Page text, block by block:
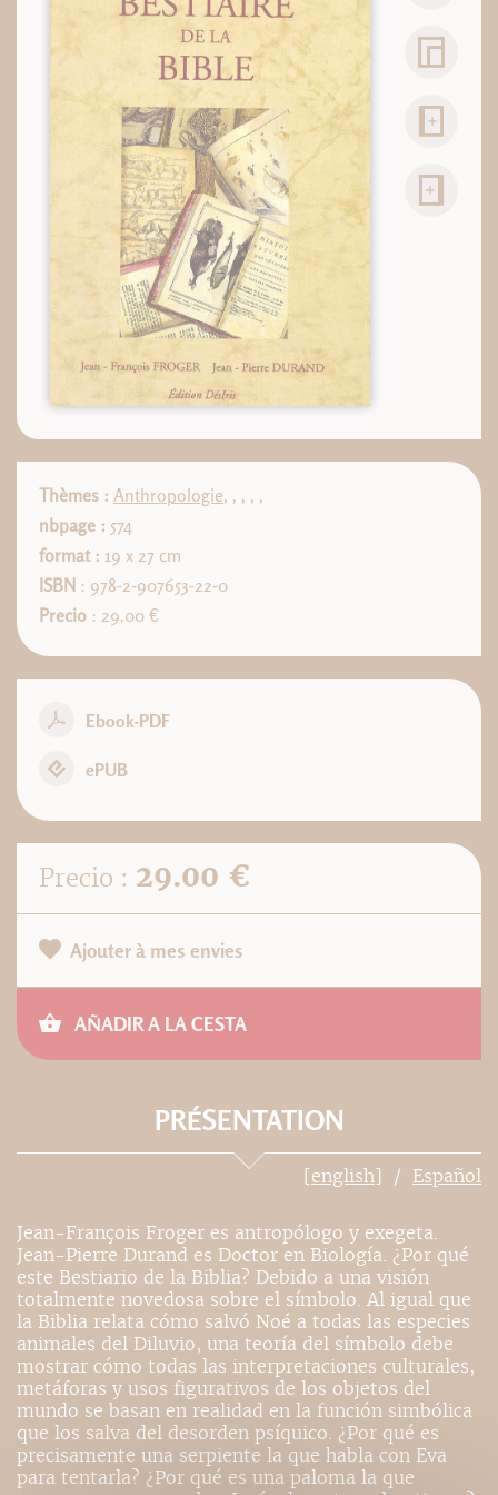
Thèmes : Anthropologie, , , , ,
nbpage : 574
format : 19 x 27 cm
ISBN : 978-2-907653-22-0
Precio : 29.00 €
Ebook-PDF
ePUB
Precio : 29.00 €
Ajouter à mes envies
AÑADIR A LA CESTA
PRÉSENTATION
[english] Español
Jean-François Froger es antropólogo y exegeta.
Jean-Pierre Durand es Doctor en Biología. ¿Por qué
este Bestiario de la Biblia? Debido a una visión
totalmente novedosa sobre el símbolo. Al igual que
la Biblia relata cómo salvó Noé a todas las especies
animales del Diluvio, una teoría del símbolo debe
mostrar cómo todas las interpretaciones culturales,
metáforas y usos figurativos de los objetos del
mundo se basan en realidad en la función simbólica
que los salva del desorden psíquico. ¿Por qué es
precisamente una serpiente la que habla con Eva
para tentarla? ¿Por qué es una paloma la que